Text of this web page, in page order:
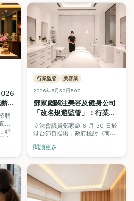
援。
聘
正
好
處
一拆
種
行業監管 美容業
2026年6月30日500
鄧家彪關注美容及健身公司
「改名規避監管」：行業定
義要小心，專業培訓與認證
才是消費者真正保障
立法會議員鄧家彪 6 月 30 日於
港台節目指出，政府檢討《商品
的修例工作來得及時，但提醒當
局要小心處理「行業定義」，否
則公司只需改名就可規避監管。
本文拆解事件，並分析為何專業
培訓（VTCT／ITEC／TQUK）與
Beauty Stars 認證沙龍，才是
消費者長遠的真正保障。
閱讀更多